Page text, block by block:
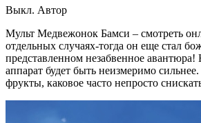
Выкл. Автор
Мульт Медвежонок Бамси – смотреть
отдельных случаях-тогда он еще стал
представленном незабвенное
аппарат будет быть неизмеримо
фрукты, каковое часто непросто